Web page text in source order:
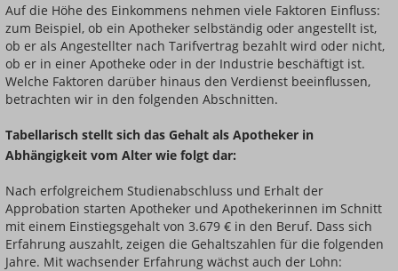
Auf die Höhe des Einkommens nehmen viele Faktoren Einfluss:
zum Beispiel, ob ein Apotheker selbständig oder angestellt ist,
ob er als Angestellter nach Tarifvertrag bezahlt wird oder nicht,
ob er in einer Apotheke oder in der Industrie beschäftigt ist.
Welche Faktoren darüber hinaus den Verdienst beeinflussen,
betrachten wir in den folgenden Abschnitten.
Tabellarisch stellt sich das Gehalt als Apotheker in
Abhängigkeit vom Alter wie folgt dar:
Nach erfolgreichem Studienabschluss und Erhalt der
Approbation starten Apotheker und Apothekerinnen im Schnitt
mit einem Einstiegsgehalt von 3.679 € in den Beruf. Dass sich
Erfahrung auszahlt, zeigen die Gehaltszahlen für die folgenden
Jahre. Mit wachsender Erfahrung wächst auch der Lohn: